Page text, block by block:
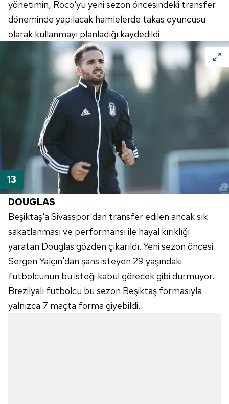
yönetimin, Roco'yu yeni sezon öncesindeki transfer
döneminde yapılacak hamlelerde takas oyuncusu
olarak kullanmayı planladığı kaydedildi.
DOUGLAS
Beşiktaş'a Sivasspor'dan transfer edilen ancak sık
sakatlanması ve performansı ile hayal kırıklığı
yaratan Douglas gözden çıkarıldı. Yeni sezon öncesi
Sergen Yalçın'dan şans isteyen 29 yaşındaki
futbolcunun bu isteği kabul görecek gibi durmuyor.
Brezilyalı futbolcu bu sezon Beşiktaş formasıyla
yalnızca 7 maçta forma giyebildi.